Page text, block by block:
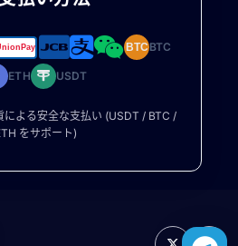
BTCBTC
ETH USDT
よる安全な支払い (USDT / BTC /
をサポート)